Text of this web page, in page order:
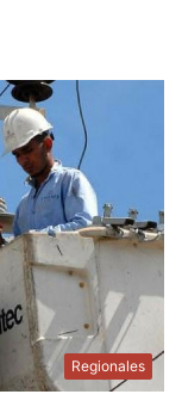
Regionales